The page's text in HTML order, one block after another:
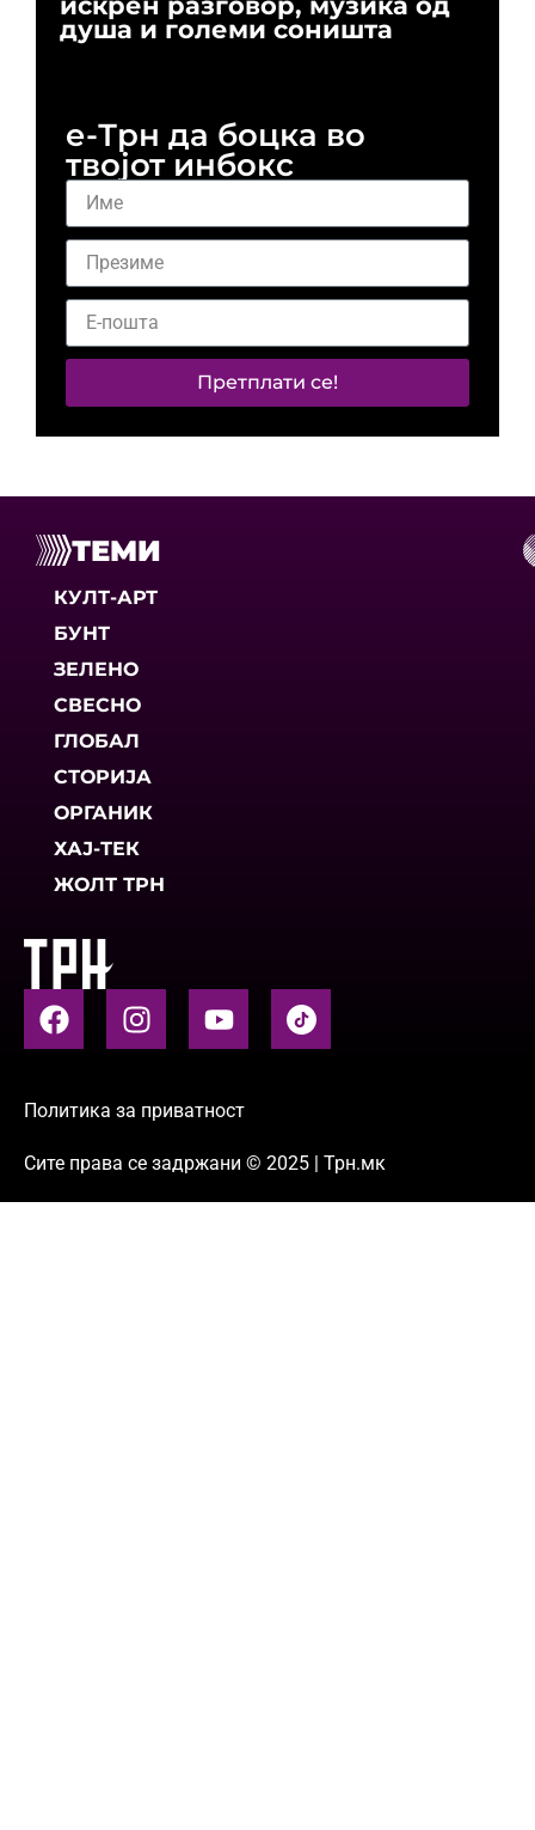
душа и големи соништа
е-Трн да боцка во
твојот инбокс
Претплати се!
ТЕМИ
КУЛТ-АРТ
БУНТ
ЗЕЛЕНО
СВЕСНО
ГЛОБАЛ
СТОРИЈА
ОРГАНИК
ХАЈ-ТЕК
ЖОЛТ ТРН
Политика за приватност
Сите права се задржани © 2025 | Трн.мк